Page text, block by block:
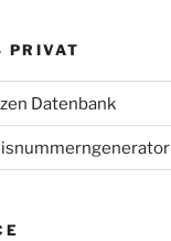
PRIVAT
Datenbank